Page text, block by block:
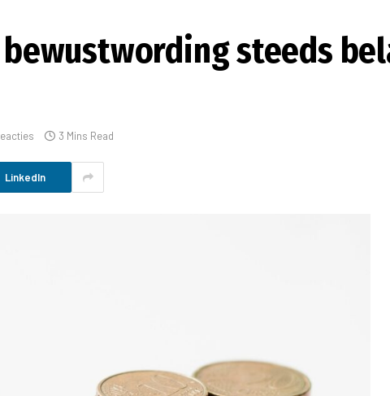
steeds
3 Mins Read
LinkedIn